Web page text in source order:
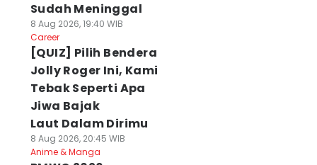
Sudah Meninggal
8 Aug 2026, 19:40 WIB
Career
[QUIZ] Pilih Bendera
Jolly Roger Ini, Kami
Tebak Seperti Apa
Jiwa Bajak
Laut Dalam Dirimu
8 Aug 2026, 20:45 WIB
Anime & Manga